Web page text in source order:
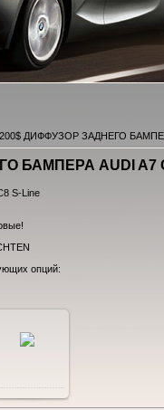
ДИФФУЗОР ЗАДНЕГО
БАМПЕРА AUDI A7
S-Line
опций: